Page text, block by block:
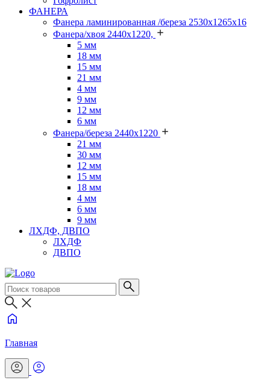
ФАНЕРА
Фанера ламинированная /береза 2530х1265х16
Фанера/хвоя 2440х1220,
5 мм
18 мм
15 мм
21 мм
4 мм
9 мм
12 мм
6 мм
Фанера/береза 2440х1220
21 мм
30 мм
12 мм
15 мм
18 мм
4 мм
6 мм
9 мм
ЛХДФ, ДВПО
ЛХДФ
ДВПО
Главная